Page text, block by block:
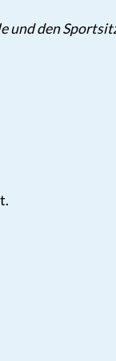
und den